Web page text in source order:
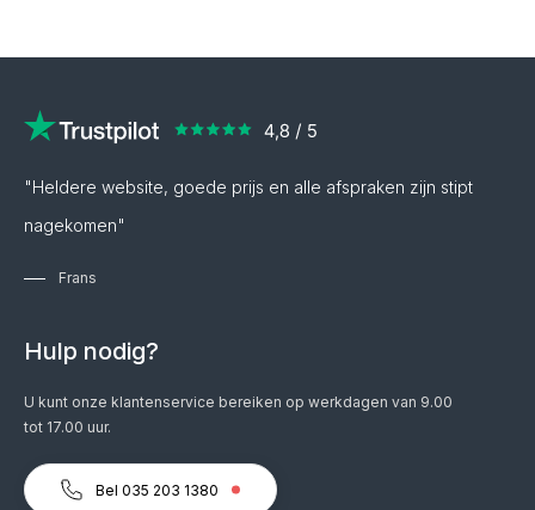
"Heldere website, goede prijs en alle afspraken zijn stipt
nagekomen"
Frans
Hulp nodig?
U kunt onze klantenservice bereiken op werkdagen van 9.00
tot 17.00 uur.
Bel 035 203 1380